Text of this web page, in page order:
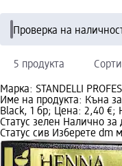
Проверка на
5 продукта
Марка: STANDELLI
Име на продукта: Къна
Black, 1 бр; Цена: 2,40 €;
Статус зелен Налично за
Статус сив Изберете dm